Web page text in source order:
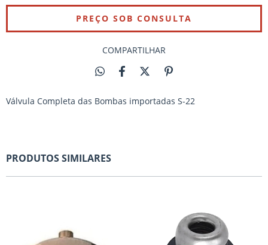
COMPARTILHAR
Válvula Completa das Bombas importadas S-22
PRODUTOS SIMILARES